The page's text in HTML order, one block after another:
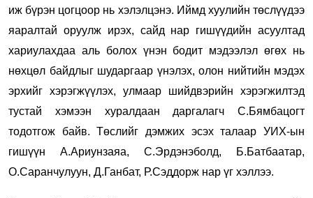
иж бүрэн цогцоор нь хэлэлцэнэ. Иймд хуулийн төслүүдээ
яаралтай оруулж ирэх, сайд нар гишүүдийн асуултад
хариулахдаа аль болох үнэн бодит мэдээлэл өгөх нь
нөхцөл байдлыг шударгаар үнэлэх, олон нийтийн мэдэх
эрхийг хэрэгжүүлэх, улмаар шийдвэрийн хэрэгжилтэд
тустай хэмээн хуралдаан даргалагч С.Бямбацогт
тодотгож байв. Төслийг дэмжих эсэх талаар УИХ-ын
гишүүн А.Ариунзаяа, С.Эрдэнэболд, Б.Батбаатар,
О.Саранчулуун, Д.Ганбат, Р.Сэддорж нар үг хэллээ.